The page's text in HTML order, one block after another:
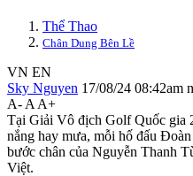
Thể Thao
Chân Dung Bên Lề
VN EN
Sky Nguyen 17/08/24 08:42am
A- A A+
Tại Giải Vô địch Golf Quốc gia
nắng hay mưa, mỗi hố đấu
bước chân của Nguyễn Thanh
Việt.